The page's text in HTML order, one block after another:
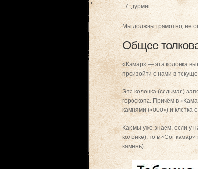
дурмиг.
Мы должны грамотно, не
Общее
«Камар» — эта колонка
произойти с нами в
Эта колонка (седьмая)
гороскопа. Причём в
камнями («000») и клетка
Как мы уже знаем, если у
колонке), то в «Сог
камень).